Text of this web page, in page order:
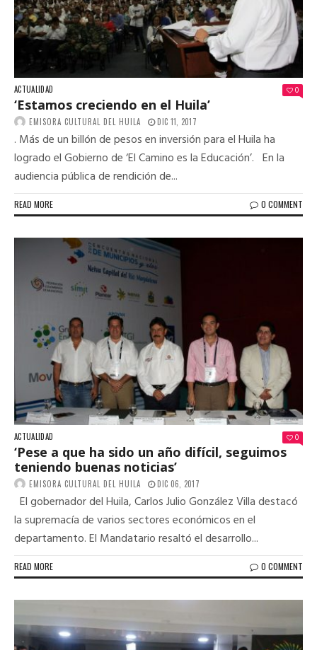
ACTUALIDAD 0
‘Estamos creciendo en el Huila’
EMISORA CULTURAL DEL HUILA DIC 11, 2017
. Más de un billón de pesos en inversión para el Huila ha
logrado el Gobierno de ‘El Camino es la Educación’. En la
audiencia pública de rendición de...
READ MORE 0 COMMENT
ACTUALIDAD 0
‘Pese a que ha sido un año difícil, seguimos
teniendo buenas noticias’
EMISORA CULTURAL DEL HUILA DIC 06, 2017
El gobernador del Huila, Carlos Julio González Villa destacó
la supremacía de varios sectores económicos en el
departamento. El Mandatario resaltó el desarrollo...
READ MORE 0 COMMENT